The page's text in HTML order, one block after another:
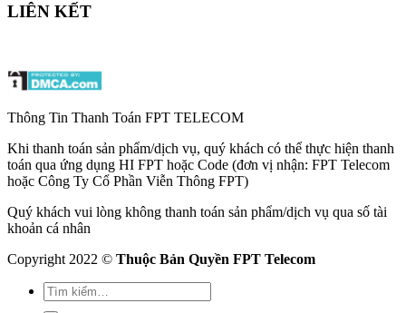
LIÊN KẾT
Thông Tin Thanh Toán FPT TELECOM
Khi thanh toán sản phẩm/dịch vụ, quý khách có thể thực hiện thanh
toán qua ứng dụng HI FPT hoặc Code (đơn vị nhận: FPT Telecom
hoặc Công Ty Cổ Phần Viễn Thông FPT)
Quý khách vui lòng không thanh toán sản phẩm/dịch vụ qua số tài
khoản cá nhân
Copyright 2022 © Thuộc Bản Quyền FPT Telecom